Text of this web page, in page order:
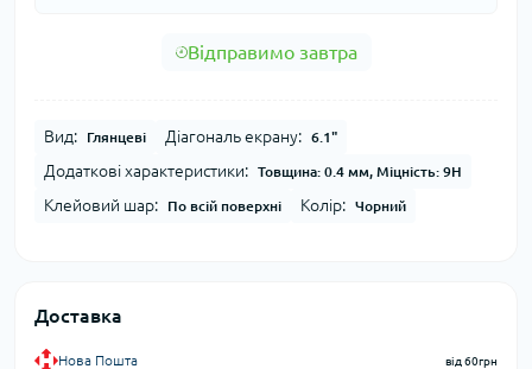
Відправимо завтра
Вид: Глянцеві Діагональ екрану: 6.1"
Додаткові характеристики: Товщина: 0.4 мм, Міцність: 9H
Клейовий шар: По всій поверхні Колір: Чорний
Доставка
Нова Пошта від 60грн